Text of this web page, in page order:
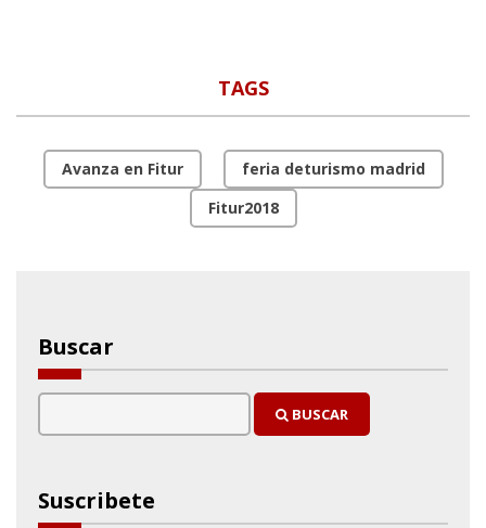
TAGS
Avanza en Fitur
feria deturismo madrid
Fitur2018
Buscar
BUSCAR
Suscribete